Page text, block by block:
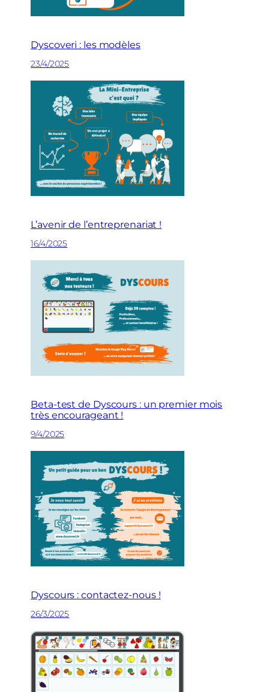
Dyscoveri : les modèles
23/4/2025
L’avenir de l’entreprenariat !
16/4/2025
Beta-test de Dyscours : un premier mois
très encourageant !
9/4/2025
Dyscours : contactez-nous !
26/3/2025